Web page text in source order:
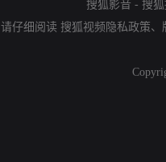
搜狐影音 - 搜
请仔细阅读 搜狐视频隐私政策、